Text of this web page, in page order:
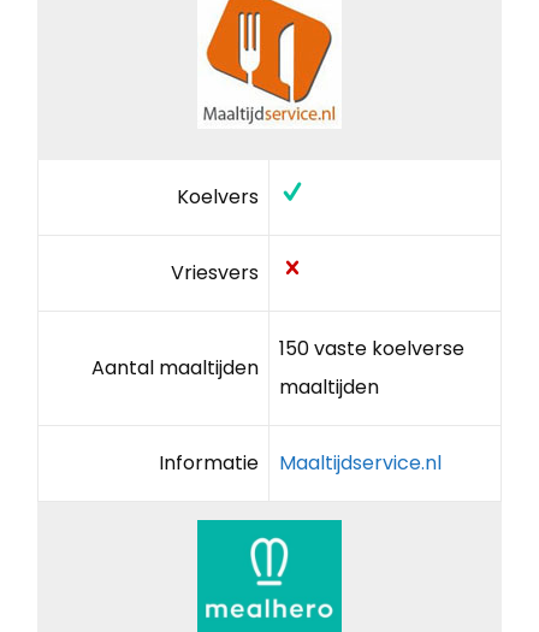
Koelvers
Vriesvers
Aantal maaltijden
150 vaste koelverse
maaltijden
Informatie Maaltijdservice.nl